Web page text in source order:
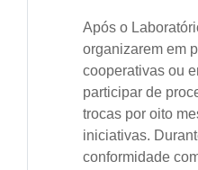
Após o
organizarem em
cooperativas ou
participar de
trocas por oito
iniciativas.
conformidade